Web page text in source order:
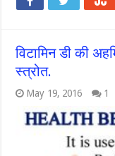
विटामिन डी की
स्त्रोत.
May 19, 2016 1